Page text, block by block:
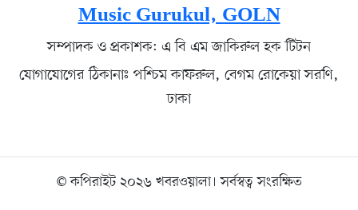
Music Gurukul, GOLN
সম্পাদক ও প্রকাশক: এ বি এম জাকিরুল হক টিটন
যোগাযোগের ঠিকানাঃ পশ্চিম কাফরুল, বেগম রোকেয়া সরণি,
ঢাকা
© কপিরাইট ২০২৬ খবরওয়ালা। সর্বস্বত্ব সংরক্ষিত